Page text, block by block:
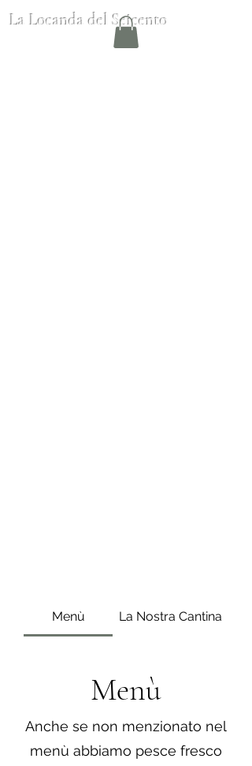
La Locanda del Seicento
Menù La Nostra Cantina
Menù
Anche se non menzionato nel
menù abbiamo pesce fresco